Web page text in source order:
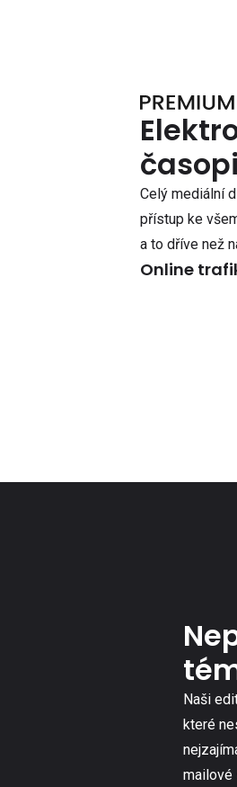
Celý mediální
přístup ke
a to dříve než
Online
Naši
které
mailové